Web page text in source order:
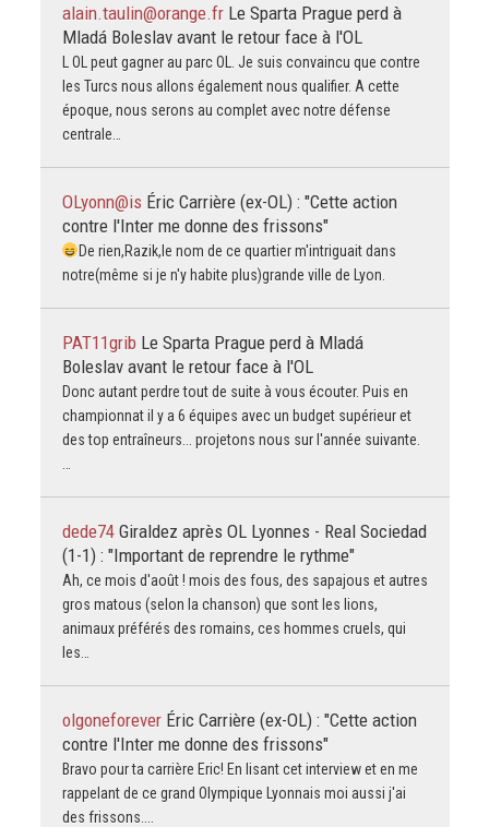
alain.taulin@orange.fr Le Sparta Prague perd à
Mladá Boleslav avant le retour face à l'OL
L OL peut gagner au parc OL. Je suis convaincu que contre
les Turcs nous allons également nous qualifier. A cette
époque, nous serons au complet avec notre défense
centrale…
OLyonn@is Éric Carrière (ex-OL) : "Cette action
contre l'Inter me donne des frissons"
De rien,Razik,le nom de ce quartier m'intriguait dans
notre(même si je n'y habite plus)grande ville de Lyon.
PAT11grib Le Sparta Prague perd à Mladá
Boleslav avant le retour face à l'OL
Donc autant perdre tout de suite à vous écouter. Puis en
championnat il y a 6 équipes avec un budget supérieur et
des top entraîneurs... projetons nous sur l'année suivante.
dede74 Giraldez après OL Lyonnes - Real Sociedad
(1-1) : "Important de reprendre le rythme"
Ah, ce mois d'août ! mois des fous, des sapajous et autres
gros matous (selon la chanson) que sont les lions,
animaux préférés des romains, ces hommes cruels, qui
les…
olgoneforever Éric Carrière (ex-OL) : "Cette action
contre l'Inter me donne des frissons"
Bravo pour ta carrière Eric! En lisant cet interview et en me
rappelant de ce grand Olympique Lyonnais moi aussi j'ai
des frissons....